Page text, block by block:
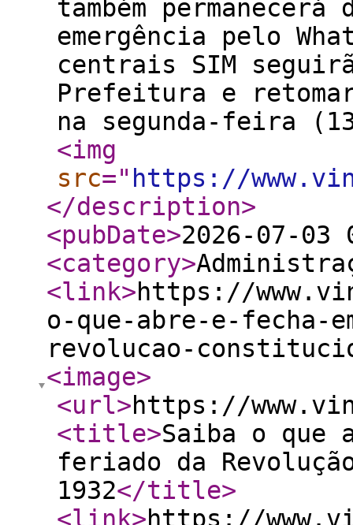
também
emergência pelo
centrais SIM
Prefeitura e
na segunda-feira
<img
src=" https://
</description>
<pubDate>2026-07-03
<category>
<link>https://
o-que-abre-e-fecha-
revolucao-
<image>
<url>https://
<title>Saiba o que
feriado da
1932</title>
<link>https://